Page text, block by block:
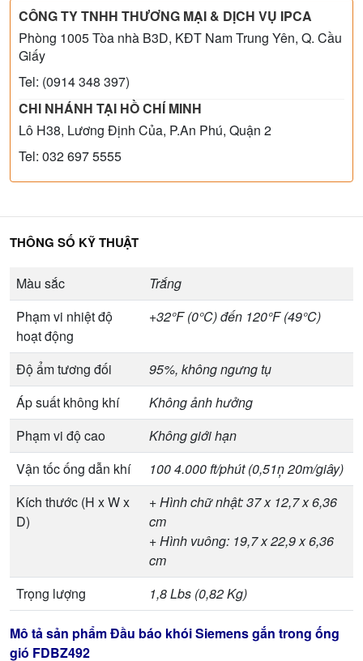
CÔNG TY TNHH THƯƠNG MẠI & DỊCH VỤ IPCA
Phòng 1005 Tòa nhà B3D, KĐT Nam Trung Yên, Q. Cầu
Giấy
Tel: (0914 348 397)
CHI NHÁNH TẠI HỒ CHÍ MINH
Lô H38, Lương Định Của, P.An Phú, Quận 2
Tel: 032 697 5555
Mô tả sản phẩm Đầu báo khói Siemens gắn trong ống
gió FDBZ492
THÔNG SỐ KỸ THUẬT
Màu sắc
Trắng
Phạm vi nhiệt độ
hoạt động
+32°F (0°C) đến 120°F (49°C)
Độ ẩm tương đối
95%, không ngưng tụ
Áp suất không khí
Không ảnh hưởng
Phạm vi độ cao
Không giới hạn
Vận tốc ống dẫn khí
100 4.000 ft/phút (0,51ņ 20m/giây)
Kích thước (H x W x
D)
+ Hình chữ nhật: 37 x 12,7 x 6,36
cm
+ Hình vuông: 19,7 x 22,9 x 6,36
cm
Trọng lượng
1,8 Lbs (0,82 Kg)